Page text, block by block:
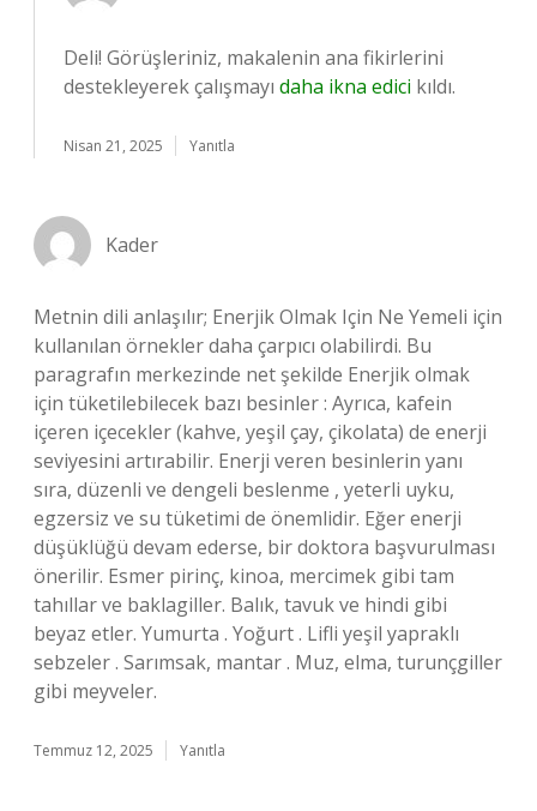
Deli! Görüşleriniz, makalenin ana fikirlerini
destekleyerek çalışmayı daha ikna edici kıldı.
Nisan 21, 2025 Yanıtla
Kader
Metnin dili anlaşılır; Enerjik Olmak Için Ne Yemeli için
kullanılan örnekler daha çarpıcı olabilirdi. Bu
paragrafın merkezinde net şekilde Enerjik olmak
için tüketilebilecek bazı besinler : Ayrıca, kafein
içeren içecekler (kahve, yeşil çay, çikolata) de enerji
seviyesini artırabilir. Enerji veren besinlerin yanı
sıra, düzenli ve dengeli beslenme , yeterli uyku,
egzersiz ve su tüketimi de önemlidir. Eğer enerji
düşüklüğü devam ederse, bir doktora başvurulması
önerilir. Esmer pirinç, kinoa, mercimek gibi tam
tahıllar ve baklagiller. Balık, tavuk ve hindi gibi
beyaz etler. Yumurta . Yoğurt . Lifli yeşil yapraklı
sebzeler . Sarımsak, mantar . Muz, elma, turunçgiller
gibi meyveler.
Temmuz 12, 2025 Yanıtla